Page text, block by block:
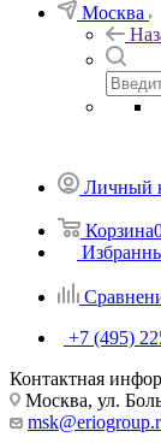
Москва
Личный
Корзина
+7 (495)
Контактная
Москва, ул.